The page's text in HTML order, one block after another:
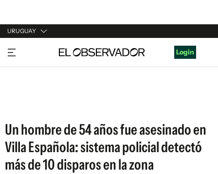
URUGUAY
URUGUAY
ARGENTINA
Login
Un hombre de 54 años fue asesinado en
Villa Española: sistema policial detectó
más de 10 disparos en la zona